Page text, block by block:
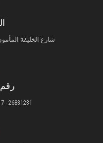
شارع الخليفة
رقم
26831231 - 26831417 - 26831474